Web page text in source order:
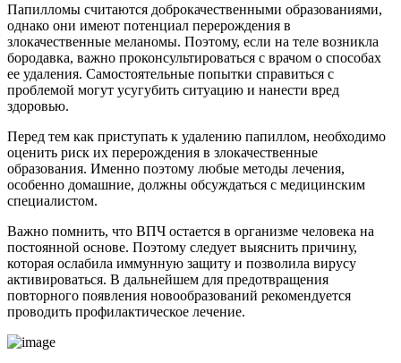
Папилломы считаются доброкачественными образованиями,
однако они имеют потенциал перерождения в
злокачественные меланомы. Поэтому, если на теле возникла
бородавка, важно проконсультироваться с врачом о способах
ее удаления. Самостоятельные попытки справиться с
проблемой могут усугубить ситуацию и нанести вред
здоровью.
Перед тем как приступать к удалению папиллом, необходимо
оценить риск их перерождения в злокачественные
образования. Именно поэтому любые методы лечения,
особенно домашние, должны обсуждаться с медицинским
специалистом.
Важно помнить, что ВПЧ остается в организме человека на
постоянной основе. Поэтому следует выяснить причину,
которая ослабила иммунную защиту и позволила вирусу
активироваться. В дальнейшем для предотвращения
повторного появления новообразований рекомендуется
проводить профилактическое лечение.